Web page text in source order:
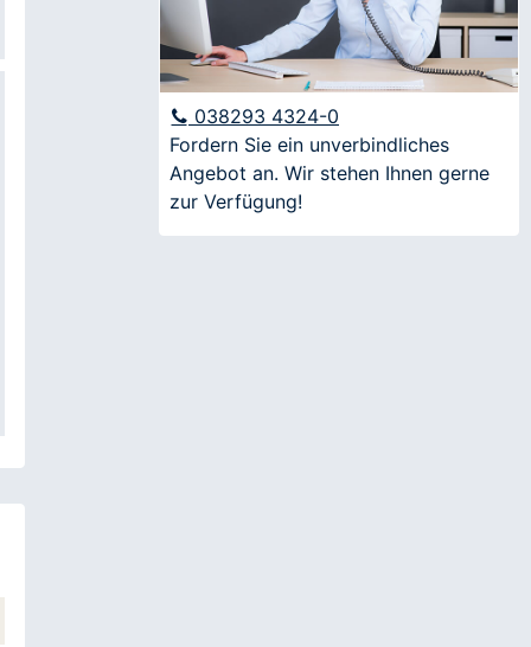
E-Mail
Anfrage
038293 4324-0
Fordern Sie ein unverbindliches
Angebot an. Wir stehen Ihnen gerne
zur Verfügung!